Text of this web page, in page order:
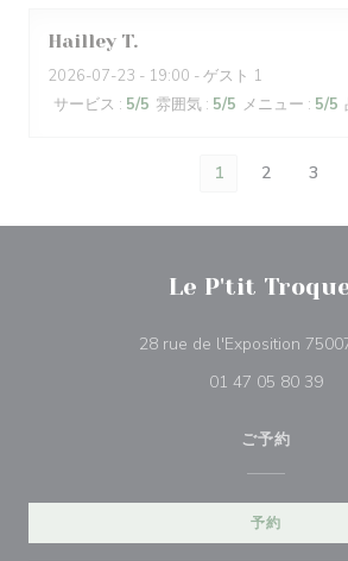
Hailley T
2026-07-23 - 19:00 - ゲスト 1
サービス : 5/5 雰囲気 : 5/5 メニュー : 5/5
1 2 3
Le P'tit
28 rue de l'Exposition
01 47 05 80 39
ご予約
予約